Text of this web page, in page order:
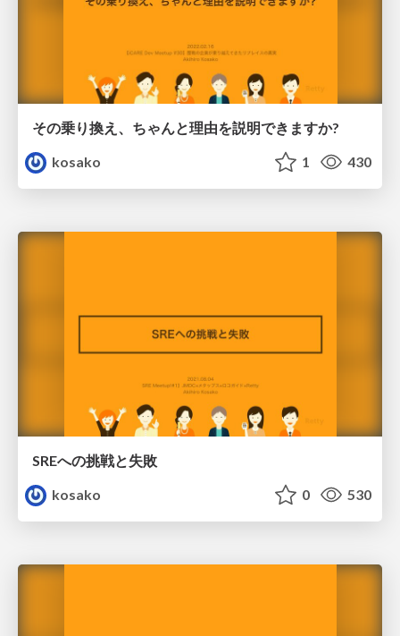
その乗り換え、ちゃんと理由を説明できますか?
kosako
1 430
SREへの挑戦と失敗
kosako
0 530